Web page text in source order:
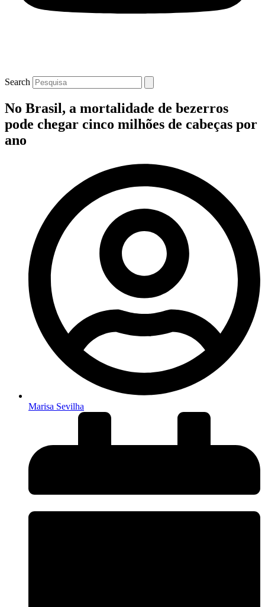
Search
No Brasil, a mortalidade de bezerros
pode chegar cinco milhões de cabeças por
ano
Marisa Sevilha